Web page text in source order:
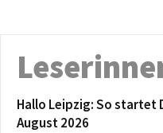
Hallo Leipzig: So startet
August 2026